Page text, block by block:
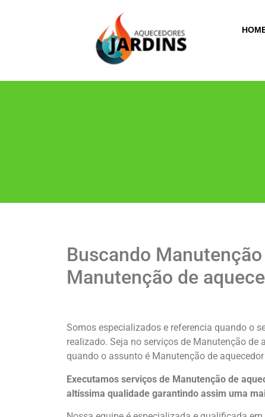
Buscando
Manutenção de
Somos especializados e referencia quando o
realizado. Seja no serviços de Manutenção de
quando o assunto é Manutenção de
Executamos serviços de Manutenção de
altíssima qualidade garantindo assim uma